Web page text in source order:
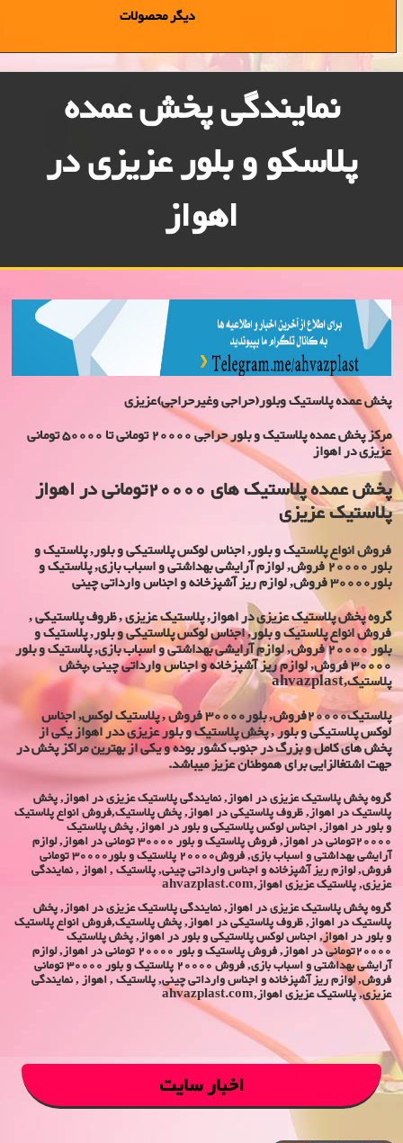
دیگر محصولات
نمایندگی پخش عمده
پلاسكو و بلور عزیزی در
اهواز
پخش عمده پلاستیک وبلور(حراجی وغیرحراجی)عزیزی
مرکز پخش عمده پلاستیک و بلور حراجی 20000 تومانی تا 50000 تومانی
عزیزی در اهواز
پخش عمده پلاستیک های 20000تومانی در اهواز
پلاستیک عزیزی
فروش انواع پلاستیک و بلور, اجناس لوکس پلاستیکی و بلور, پلاستیک و
بلور 20000 فروش, لوازم آرایشی بهداشتی و اسباب بازی, پلاستیک و
بلور30000 فروش, لوازم ریز آشپزخانه و اجناس وارداتی چینی
گروه پخش پلاستیک عزیزی در اهواز, پلاستیک عزیزی , ظروف پلاستیکی ,
فروش انواع پلاستیک و بلور, اجناس لوکس پلاستیکی و بلور, پلاستیک و
بلور 20000 فروش, لوازم آرایشی بهداشتی و اسباب بازی, پلاستیک و بلور
30000 فروش, لوازم ریز آشپزخانه و اجناس وارداتی چینی ,پخش
پلاستیک,ahvazplast
پلاستیک20000فروش, بلور30000 فروش , پلاستیک لوکس, اجناس
لوکس پلاستیکی و بلور , پخش پلاستیک و بلور عزیزی ددر اهواز یکی از
پخش های کامل و بزرگ در جنوب کشور بوده و یکی از بهترین مراکز پخش در
جهت اشتغالزایی برای هموطنان عزیز میباشد.
گروه پخش پلاستیک عزیزی در اهواز, نمایندگی پلاستیک عزیزی در اهواز, پخش
پلاستیک در اهواز, ظروف پلاستیکی در اهواز, پخش پلاستیک,فروش انواع پلاستیک
و بلور در اهواز, اجناس لوکس پلاستیکی و بلور در اهواز, پخش پلاستیک
20000تومانی در اهواز, فروش پلاستیک و بلور 30000 تومانی در اهواز, لوازم
آرایشی بهداشتی و اسباب بازی, فروش20000 پلاستیک و بلور30000 تومانی
فروش, لوازم ریز آشپزخانه و اجناس وارداتی چینی, پلاستیک , اهواز , نمایندگی
عزیزی, پلاستیک عزیزی اهواز,ahvazplast.com
گروه پخش پلاستیک عزیزی در اهواز, نمایندگی پلاستیک عزیزی در اهواز, پخش
پلاستیک در اهواز, ظروف پلاستیکی در اهواز, پخش پلاستیک,فروش انواع پلاستیک
و بلور در اهواز, اجناس لوکس پلاستیکی و بلور در اهواز, پخش پلاستیک
20000تومانی در اهواز, فروش پلاستیک و بلور 20000 تومانی در اهواز, لوازم
آرایشی بهداشتی و اسباب بازی, فروش 20000 پلاستیک و بلور 30000 تومانی
فروش, لوازم ریز آشپزخانه و اجناس وارداتی چینی, پلاستیک , اهواز , نمایندگی
عزیزی, پلاستیک عزیزی اهواز,ahvazplast.com
اخبار سایت